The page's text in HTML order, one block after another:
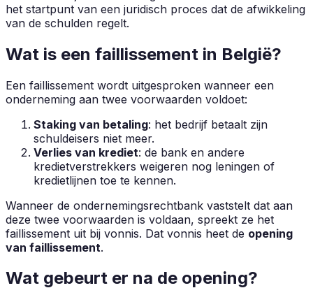
het startpunt van een juridisch proces dat de afwikkeling
van de schulden regelt.
Wat is een faillissement in België?
Een faillissement wordt uitgesproken wanneer een
onderneming aan twee voorwaarden voldoet:
Staking van betaling: het bedrijf betaalt zijn
schuldeisers niet meer.
Verlies van krediet: de bank en andere
kredietverstrekkers weigeren nog leningen of
kredietlijnen toe te kennen.
Wanneer de ondernemingsrechtbank vaststelt dat aan
deze twee voorwaarden is voldaan, spreekt ze het
faillissement uit bij vonnis. Dat vonnis heet de opening
van faillissement.
Wat gebeurt er na de opening?